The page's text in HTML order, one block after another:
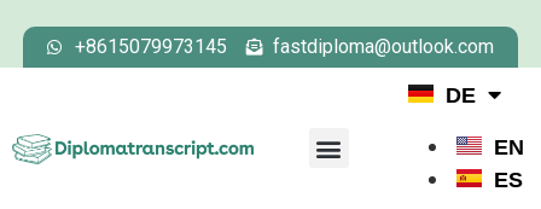
+8615079973145 fastdiploma@outlook.com
DE
EN
ES